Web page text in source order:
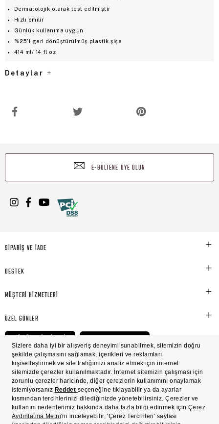
Dermatolojik olarak test edilmiştir
Hızlı emilir
Günlük kullanıma uygun
%25’i geri dönüştürülmüş plastik şişe
414 ml/ 14 fl oz
Detaylar
E-BÜLTENE ÜYE OLUN
SİPARİŞ VE İADE
DESTEK
MÜŞTERİ HİZMETLERİ
ÖZEL GÜNLER
© Victoria's Secret Shaya Mağazacılık A.Ş. Franchise lisansı aracılığıyla işletilen ticari
markasıdır. Her hakkı saklıdır.
Süreç Bazlı Müşteri Aydınlatma Metni
Üyelik ve Gizlilik Sözleşmesi
İşlem Rehberi